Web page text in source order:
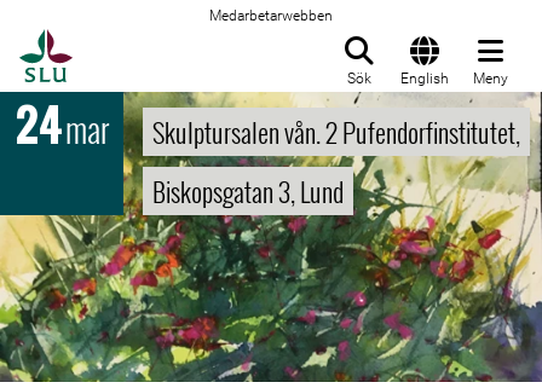
Medarbetarwebben
Sök English Meny
24mar
Skulptursalen vån. 2 Pufendorfinstitutet,
Biskopsgatan 3, Lund